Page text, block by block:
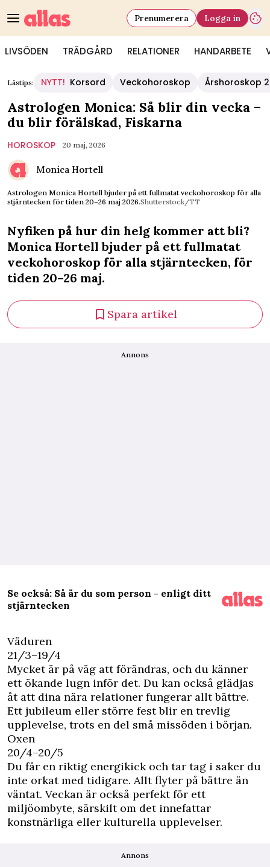
LIVSÖDEN TRÄDGÅRD RELATIONER HANDARBETE
Prenumerera Logga in
Lästips: NYTT! Korsord Veckohoroskop Årshoroskop
Astrologen Monica: Så blir din vecka –
du blir förälskad, Fiskarna
HOROSKOP 20 maj, 2026
Monica Hortell
Astrologen Monica Hortell bjuder på ett fullmatat veckohoroskop för alla
stjärntecken för tiden 20–26 maj 2026.Shutterstock/TT
Nyfiken på hur din helg kommer att bli?
Monica Hortell bjuder på ett fullmatat
veckohoroskop för alla stjärntecken, för
tiden 20–26 maj.
Spara artikel
Annons
Se också: Så är du som person - enligt ditt
stjärntecken
Väduren
21/3–19/4
Mycket är på väg att förändras, och du känner
ett ökande lugn inför det. Du kan också glädjas
åt att dina nära relationer fungerar allt bättre.
Ett jubileum eller större fest blir en trevlig
upplevelse, trots en del små missöden i början.
Oxen
20/4–20/5
Du får en riktig energikick och tar tag i saker du
inte orkat med tidigare. Allt flyter på bättre än
väntat. Veckan är också perfekt för ett
miljöombyte, särskilt om det innefattar
konstnärliga eller kulturella upplevelser.
Annons